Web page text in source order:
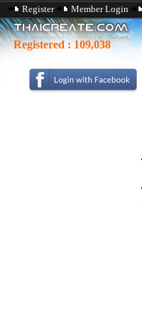
Register Member Login
Registered : 109,038